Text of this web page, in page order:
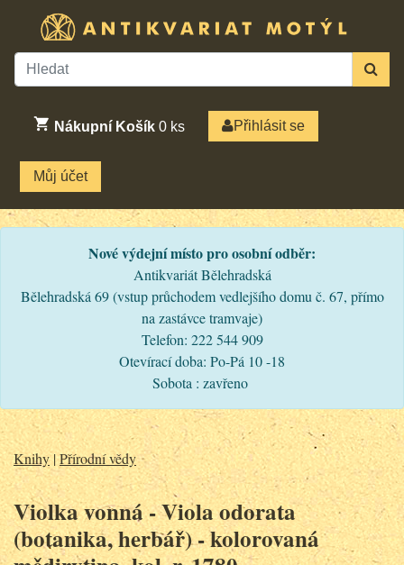
Nákupní Košík 0 ks Přihlásit se
Můj účet
Nové výdejní místo pro osobní odběr:
Antikvariát Bělehradská
Bělehradská 69 (vstup průchodem vedlejšího domu č. 67, přímo
na zastávce tramvaje)
Telefon: 222 544 909
Otevírací doba: Po-Pá 10 -18
Sobota : zavřeno
Knihy|Přírodní vědy
Violka vonná - Viola odorata
(botanika, herbář) - kolorovaná